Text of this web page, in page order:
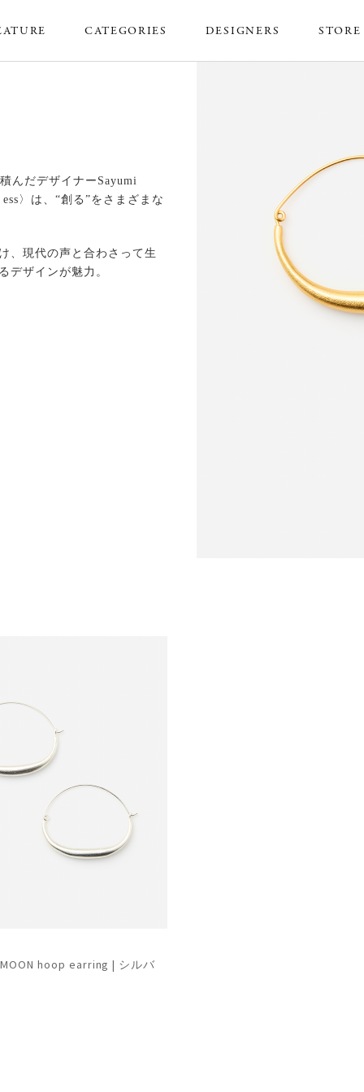
CATEGORIES DESIGNERS STORE
んだデザイナーSayumi
〉は、“創る”をさまざまな
、現代の声と合わさって生
デザインが魅力。
MOON hoop earring | シルバ